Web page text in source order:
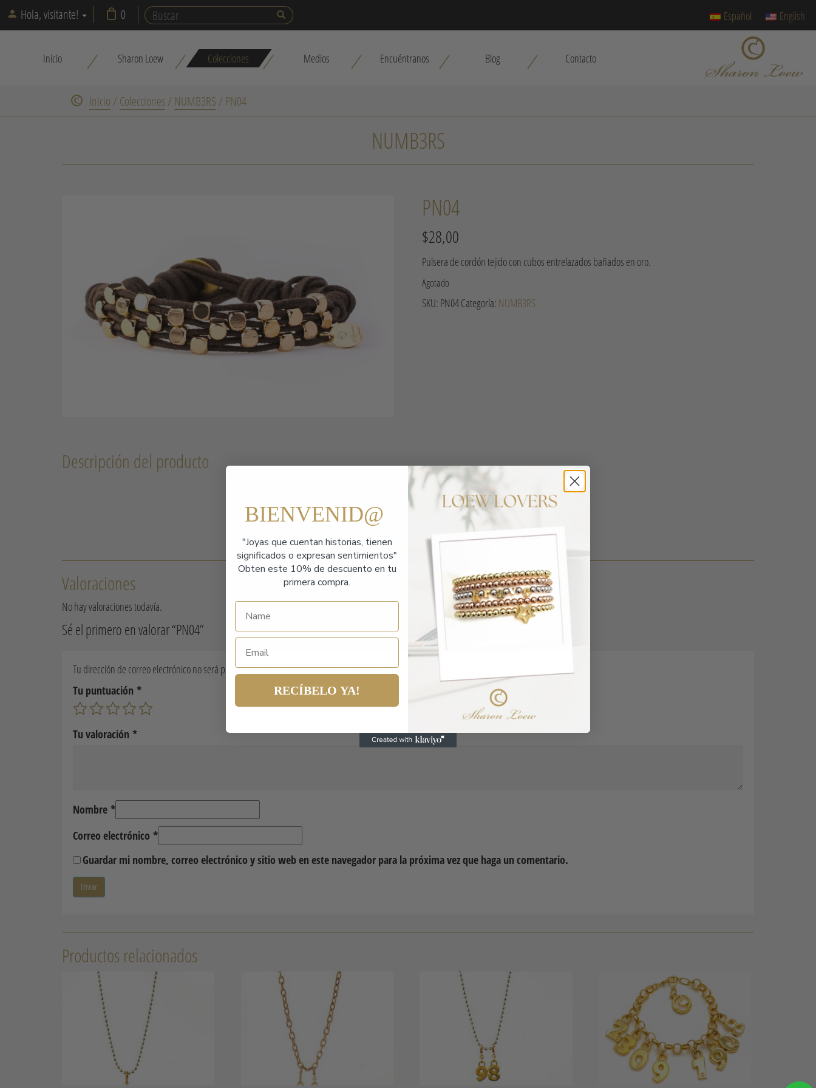
Español English
Hola, visitante! 0
Inicio Sharon Loew Colecciones Medios Encuéntranos Blog Contacto
Inicio/Colecciones/NUMB3RS /PN04
NUMB3RS
PN04
$28,00
Pulsera de cordón tejido con cubos entrelazados bañados en oro.
Agotado
SKU: PN04Categoría: NUMB3RS
Descripción del producto
Valoraciones
No hay valoraciones todavía.
Sé el primero en valorar “PN04”
Tu dirección de correo electrónico no será publicada.Los campos obligatorios están marcados con
Tu puntuación *
Tu valoración *
Nombre *
Correo electrónico *
Guardar mi nombre, correo electrónico y sitio web en este navegador para la próxima vez que haga un comentario.
Productos relacionados
BIENVENID@
"Joyas que cuentan historias, tienen
significados o expresan sentimientos"
Obten este 10% de descuento en tu
primera compra.
RECÍBELO YA!